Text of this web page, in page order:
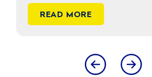
READ MORE